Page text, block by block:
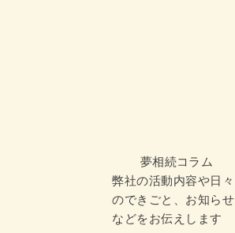
夢相続コラム
弊社の活動内容や日々
のできごと、お知らせ
などをお伝えします